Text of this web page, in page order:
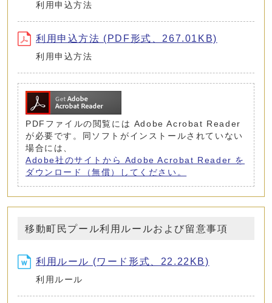
利用申込方法
利用申込方法 (PDF形式、267.01KB)
利用申込方法
PDFファイルの閲覧には Adobe Acrobat Reader
が必要です。同ソフトがインストールされていない
場合には、
Adobe社のサイトから Adobe Acrobat Reader を
ダウンロード（無償）してください。
移動町民プール利用ルールおよび留意事項
利用ルール (ワード形式、22.22KB)
利用ルール